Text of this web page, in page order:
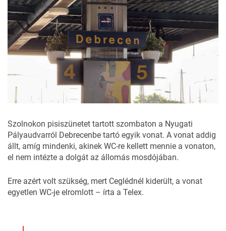
Szolnokon pisiszünetet tartott szombaton a Nyugati
Pályaudvarról Debrecenbe tartó egyik vonat. A vonat addig
állt, amíg mindenki, akinek WC-re kellett mennie a vonaton,
el nem intézte a dolgát az állomás mosdójában.
Erre azért volt szükség, mert Ceglédnél kiderült, a vonat
egyetlen WC-je elromlott – írta a Telex.